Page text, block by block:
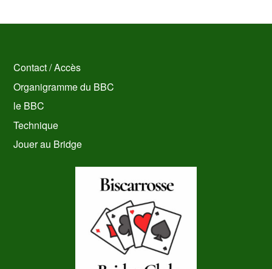
Contact / Accès
Organigramme du BBC
le BBC
Technique
Jouer au Bridge